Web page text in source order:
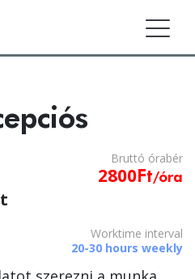
Bruttó órabér
2800 Ft/óra
Worktime interval
20-30 hours weekly